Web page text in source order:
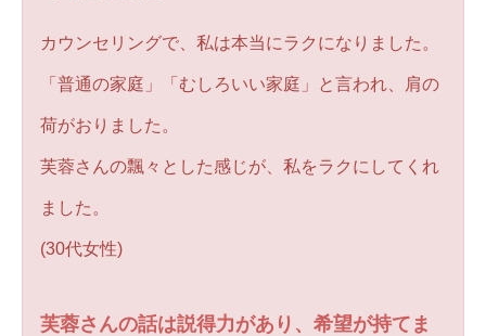
カウンセリングで、私は本当にラクになりました。
「普通の家庭」「むしろいい家庭」と言われ、肩の
荷がおりました。
芙蓉さんの飄々とした感じが、私をラクにしてくれ
ました。
(30代女性)
芙蓉さんの話は説得力があり、希望が持てま